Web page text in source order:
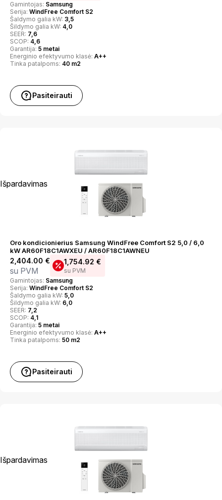
Gamintojas: Samsung
Serija: WindFree Comfort S2
Šaldymo galia kW: 3,5
Šildymo galia kW: 4,0
SEER: 7,6
SCOP: 4,6
Garantija: 5 metai
Energinio efektyvumo klasė: A++
Tinka patalpoms: 40 m2
Pasiteirauti
Išpardavimas
Oro kondicionierius Samsung WindFree Comfort S2 5,0 / 6,0
kW AR60F18C1AWXEU / AR60F18C1AWNEU
2,404.00 €
su PVM
1,754.92 €
su PVM
Gamintojas: Samsung
Serija: WindFree Comfort S2
Šaldymo galia kW: 5,0
Šildymo galia kW: 6,0
SEER: 7,2
SCOP: 4,1
Garantija: 5 metai
Energinio efektyvumo klasė: A++
Tinka patalpoms: 50 m2
Pasiteirauti
Išpardavimas